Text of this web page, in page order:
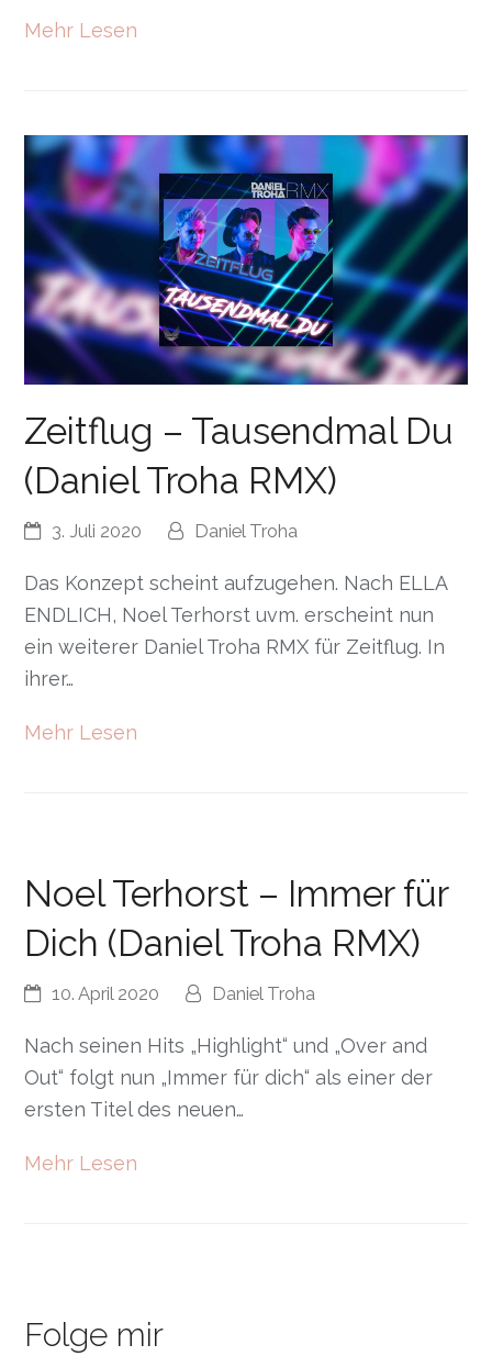
Mehr Lesen
Zeitflug – Tausendmal Du
(Daniel Troha RMX)
3. Juli 2020 Daniel Troha
Das Konzept scheint aufzugehen. Nach ELLA
ENDLICH, Noel Terhorst uvm. erscheint nun
ein weiterer Daniel Troha RMX für Zeitflug. In
ihrer…
Mehr Lesen
Noel Terhorst – Immer für
Dich (Daniel Troha RMX)
10. April 2020 Daniel Troha
Nach seinen Hits „Highlight“ und „Over and
Out“ folgt nun „Immer für dich“ als einer der
ersten Titel des neuen…
Mehr Lesen
Folge mir